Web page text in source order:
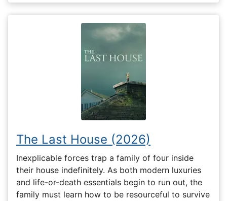
The Last House (2026)
Inexplicable forces trap a family of four inside
their house indefinitely. As both modern luxuries
and life-or-death essentials begin to run out, the
family must learn how to be resourceful to survive